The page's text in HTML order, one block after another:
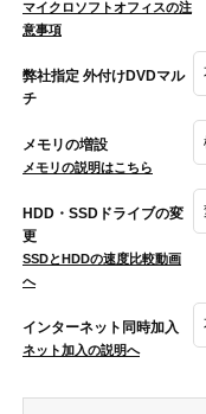
マイクロソフトオフィスの注
意事項
弊社指定 外付けDVDマル
チ
メモリの増設
メモリの説明はこちら
HDD・SSDドライブの変
更
SSDとHDDの速度比較動画
へ
インターネット同時加入
ネット加入の説明へ